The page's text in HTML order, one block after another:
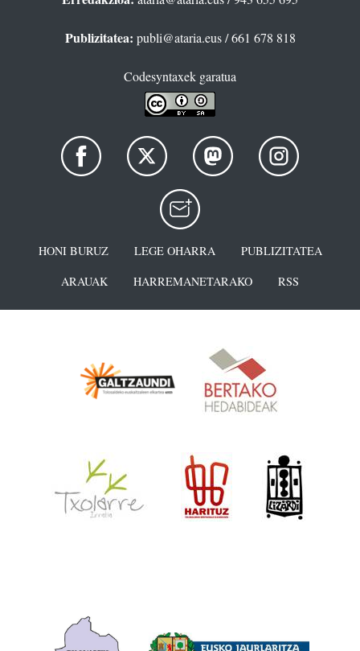
Publizitatea: publi@ataria.eus/ 661 678 818
Codesyntaxek garatua
HONI BURUZ LEGE OHARRA
PUBLIZITATEA
ARAUAK
HARREMANETARAKO RSS